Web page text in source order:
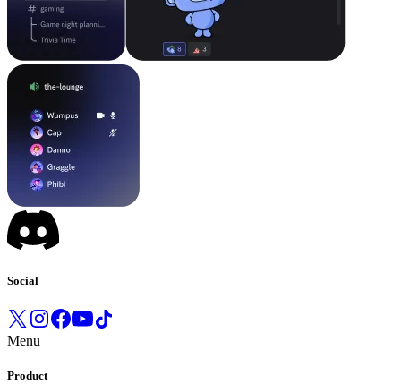
Social
Menu
Product